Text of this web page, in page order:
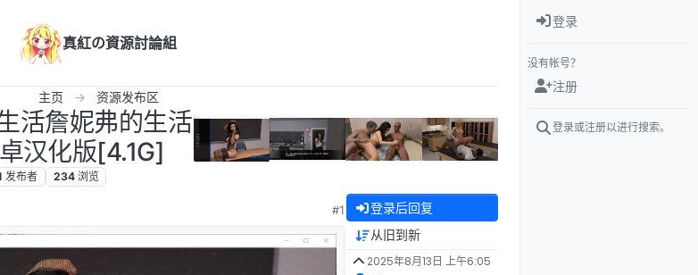
真紅の資源討論組
主页 资源发布区
活詹妮弗的生活
汉化版[4.1G]
发布者 234 浏览
#1 登录后回复
从旧到新
2025年8月13日 上午6:05
登录
没有帐号？
注册
登录或注册以进行搜索。